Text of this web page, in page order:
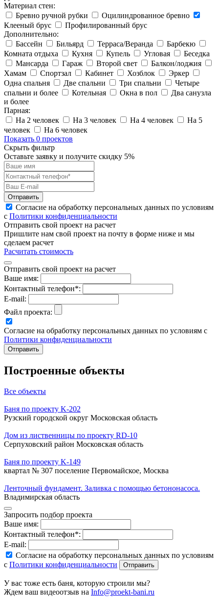
Материал стен:
Бревно ручной рубки
Оцилиндрованное бревно
Клееный брус
Профилированный брус
Дополнительно:
Бассейн
Бильярд Терраса/Веранда
Барбекю
Комната отдыха
Кухня Купель Угловая
Беседка
Мансарда
Гараж Второй свет
Балкон/лоджия
Хамам
Спортзал Кабинет Хозблок
Эркер
Одна спальня
Две спальни Три спальни
Четыре
спальни и более
Котельная Окна в пол
Два санузла
и более
Парная:
На 2 человек
На 3 человек На 4 человек
На 5
человек
На 6 человек
Показать 0 проектов
Скрыть фильтр
Оставьте заявку и получите скидку 5%
Отправить
Согласие на обработку персональных данных по условиям
с Политики конфиденциальности
Отправить свой проект на расчет
Пришлите нам свой проект на почту в форме ниже и мы
сделаем расчет
Расчитать стоимость
Отправить свой проект на расчет
Ваше имя:
Контактный телефон*:
E-mail:
Файл проекта:
Согласие на обработку персональных данных по условиям с
Политики конфиденциальности
Построенные объекты
Все объекты
Баня по проекту K-202
Рузский городской округ Московская область
Дом из лиственницы по проекту RD-10
Серпуховский район Московская область
Баня по проекту K-149
квартал № 307 поселение Первомайское, Москва
Ленточный фундамент. Заливка с помощью бетононасоса.
Владимирская область
Запросить подбор проекта
Ваше имя:
Контактный телефон*:
E-mail:
Согласие на обработку персональных данных по условиям
с Политики конфиденциальности
У вас тоже есть баня, которую строили мы?
Ждем ваш видеоотзыв на Info@proekt-bani.ru